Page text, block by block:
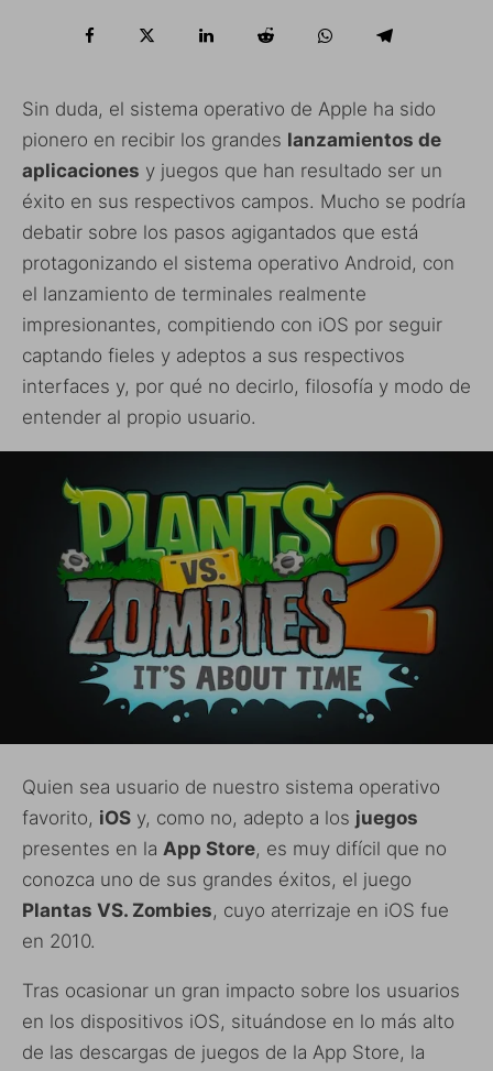
Sin duda, el sistema operativo de Apple ha sido
pionero en recibir los grandes lanzamientos de
aplicaciones y juegos que han resultado ser un
éxito en sus respectivos campos. Mucho se podría
debatir sobre los pasos agigantados que está
protagonizando el sistema operativo Android, con
el lanzamiento de terminales realmente
impresionantes, compitiendo con iOS por seguir
captando fieles y adeptos a sus respectivos
interfaces y, por qué no decirlo, filosofía y modo de
entender al propio usuario.
Quien sea usuario de nuestro sistema operativo
favorito, iOS y, como no, adepto a los juegos
presentes en la App Store, es muy difícil que no
conozca uno de sus grandes éxitos, el juego
Plantas VS. Zombies, cuyo aterrizaje en iOS fue
en 2010.
Tras ocasionar un gran impacto sobre los usuarios
en los dispositivos iOS, situándose en lo más alto
de las descargas de juegos de la App Store, la